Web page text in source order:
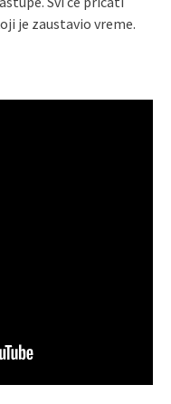
je zaustavio vreme.